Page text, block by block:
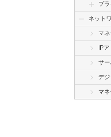
プ
ネット
マ
IP
サ
デ
マ